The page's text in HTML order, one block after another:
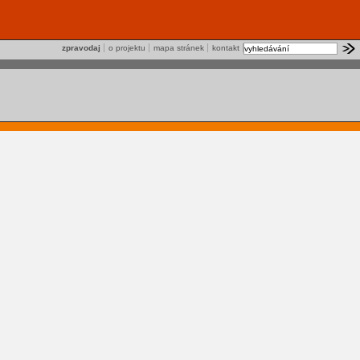
kontakt
mapa stránek
o projektu
zpravodaj